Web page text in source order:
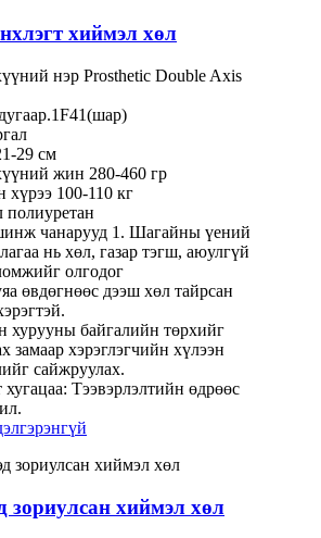
хиймэл хөл
нэр Prosthetic Double Axis
29 см
жин 280-460 гр
хүрээ 100-110 кг
полиуретан
чанарууд 1. Шагайны үений
нь хөл, газар тэгш, аюулгүй
олгодог
өвдөгнөөс дээш хөл тайрсан
хурууны байгалийн төрхийг
замаар хэрэглэгчийн хүлээн
сайжруулах.
хугацаа: Тээвэрлэлтийн өдрөөс
зориулсан хиймэл хөл